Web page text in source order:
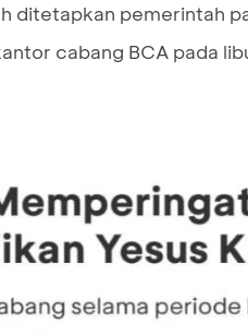
ditetapkan pemerintah
cabang BCA pada